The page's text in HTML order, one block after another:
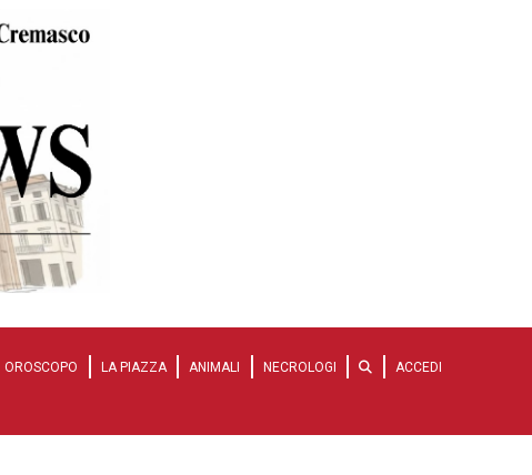
OROSCOPO LA PIAZZA ANIMALI NECROLOGI ACCEDI